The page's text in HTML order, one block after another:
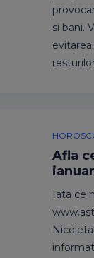
si bani.
Afla
Iata ce